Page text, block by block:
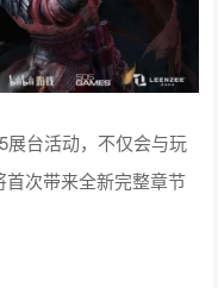
展台活动，不仅会与玩
次带来全新完整章节